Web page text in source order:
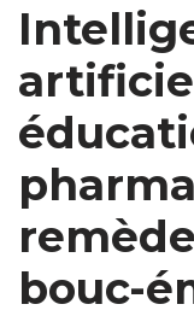
bouc-